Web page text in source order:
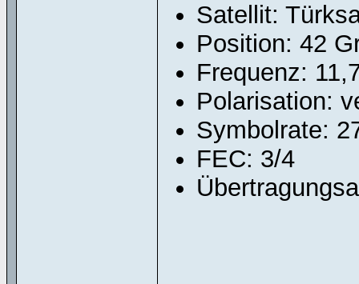
Satellit:
Position: 42
Frequenz:
Polarisation:
Symbolrate:
FEC: 3/4